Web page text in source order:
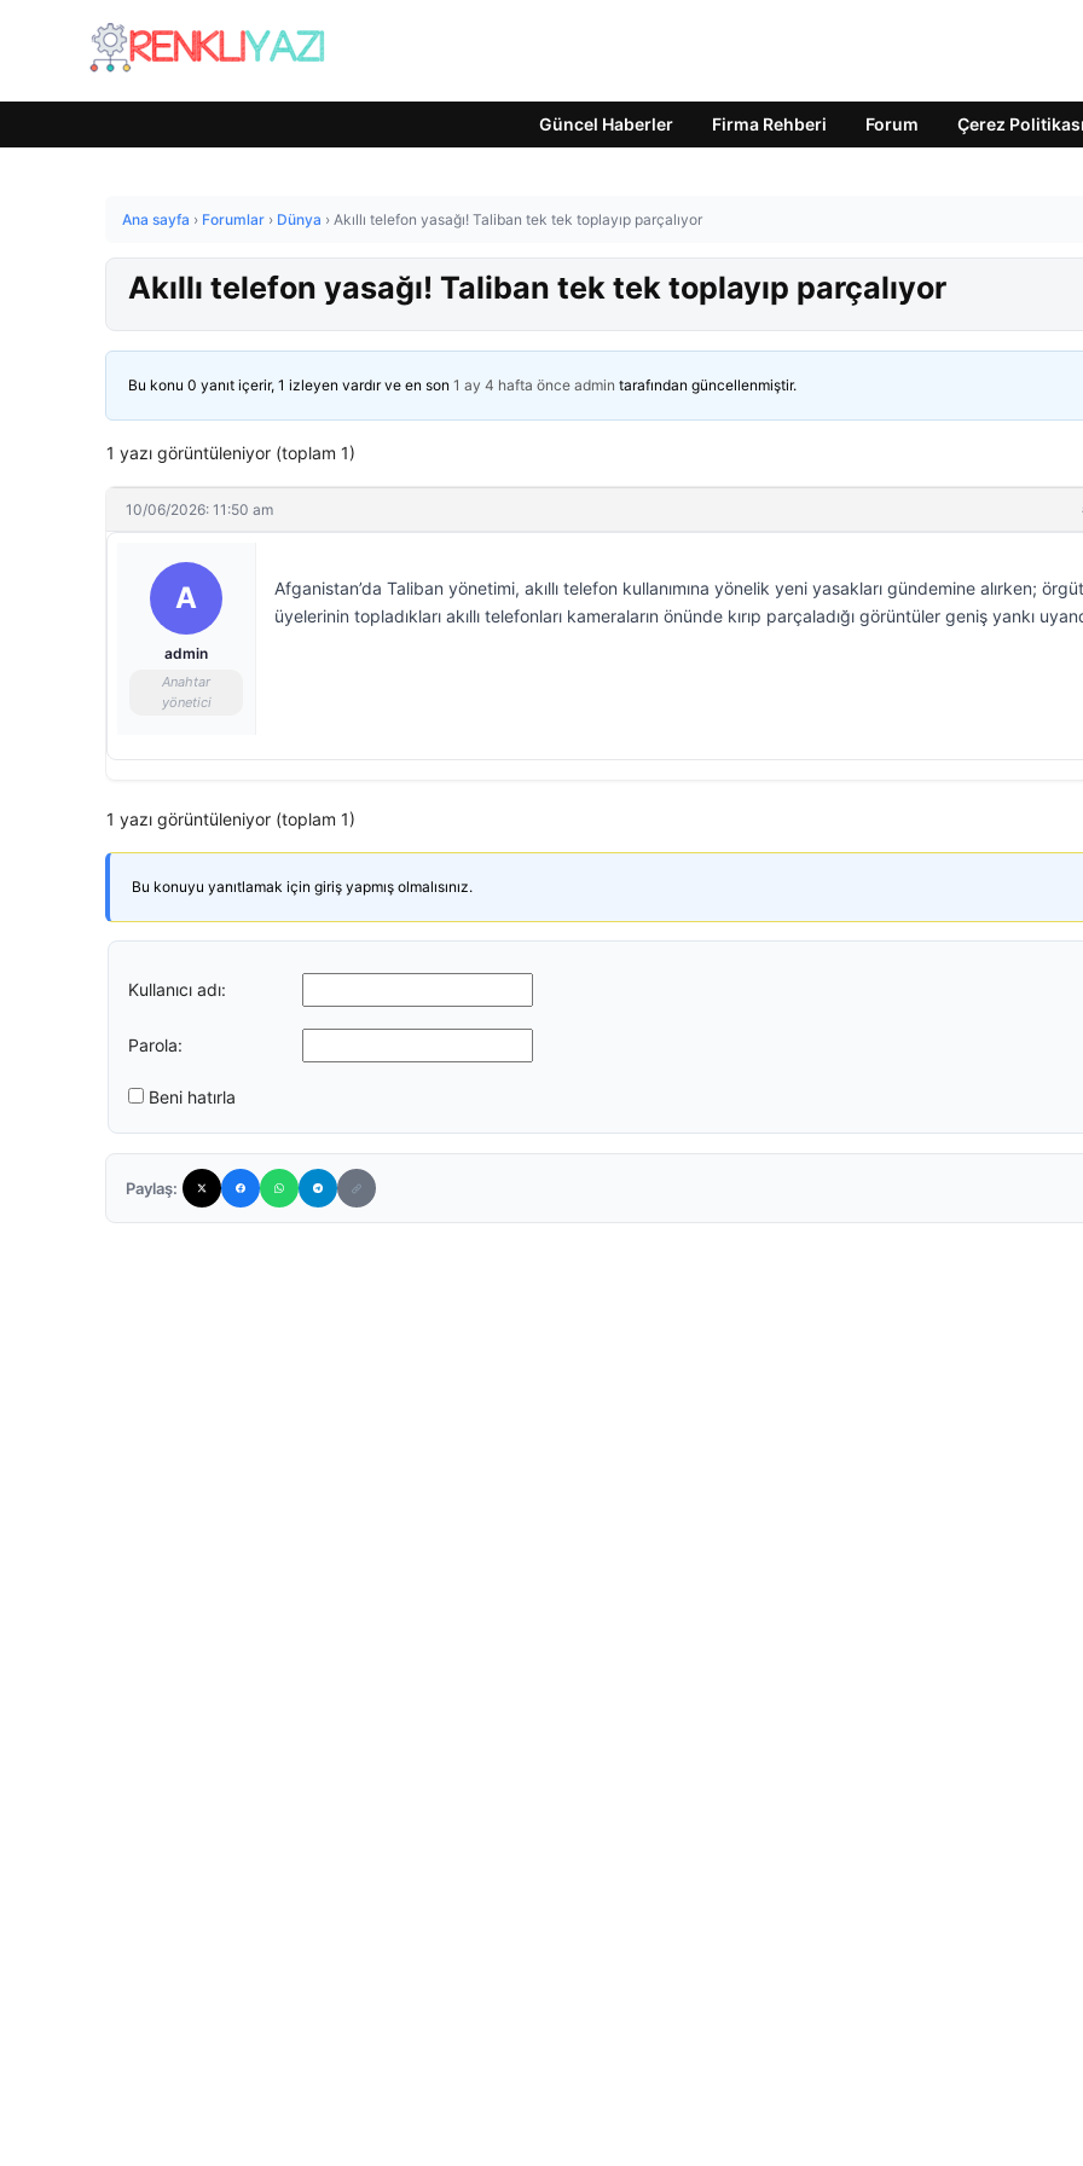
Güncel Haberler Firma Rehberi Forum Çerez Politikası
Ana sayfa › Forumlar › Dünya › Akıllı telefon yasağı! Taliban tek tek toplayıp parçalıyor
Akıllı telefon yasağı! Taliban tek tek toplayıp parçalıyor
Bu konu 0 yanıt içerir, 1 izleyen vardır ve en son 1 ay 4 hafta önce admin tarafından güncellenmiştir.
1 yazı görüntüleniyor (toplam 1)
10/06/2026: 11:50 am
A
admin
Anahtar
yönetici
Afganistan’da Taliban yönetimi, akıllı telefon kullanımına yönelik yeni yasakları gündemine alırken; örgüt
üyelerinin topladıkları akıllı telefonları kameraların önünde kırıp parçaladığı görüntüler geniş yankı
1 yazı görüntüleniyor (toplam 1)
Bu konuyu yanıtlamak için giriş yapmış olmalısınız.
Kullanıcı adı:
Parola:
Beni hatırla
Paylaş: